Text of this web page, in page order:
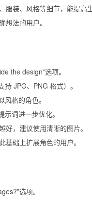
服装、风格等细节，能提高
想法的用户。
the design”选项。
持 JPG、PNG 格式）。
格的角色。
词进一步优化。
好，建议使用清晰的图片。
基础上扩展角色的用户。
选项。